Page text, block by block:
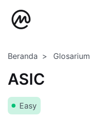
Beranda Glosarium
ASIC
Easy